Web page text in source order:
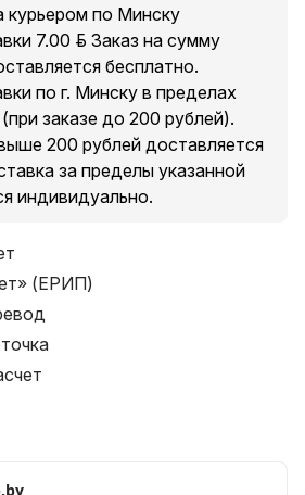
курьером по Минску
7.00 руб. Заказ на сумму
бесплатно.
по г. Минску в пределах
заказе до 200 рублей).
200 рублей доставляется
за пределы указанной
индивидуально.
(ЕРИП)